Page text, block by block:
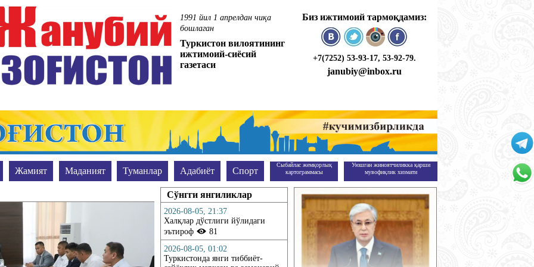
1991 йил 1 апрелдан чиқа
бошлаган
Туркистон вилоятининг
ижтимоий-сиёсий
газетаси
Биз ижтимоий тармоқдамиз:
+7(7252) 53-93-17, 53-92-79.
janubiy@inbox.ru
+
Жамият Маданият Туманлар Адабиёт Спорт
Сыбайлас жемқорлық
картограммасы
Уюшган жиноятчиликка қарши
мувофиқлик хизмати
Уюшган жиноятчиликка қарши мувофиқлик хизмати
Сўнгги янгиликлар
2026-08-05, 21:37
Халқлар дўстлиги йўлидаги
эътироф
81
2026-08-05, 01:02
Туркистонда янги тиббиёт-